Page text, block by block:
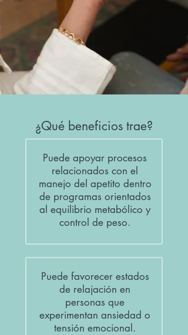
¿Qué beneficios trae?
Puede apoyar procesos
relacionados con el
manejo del apetito dentro
de programas orientados
al equilibrio metabólico y
control de peso.
Puede favorecer estados
de relajación en
personas que
experimentan ansiedad o
tensión emocional.